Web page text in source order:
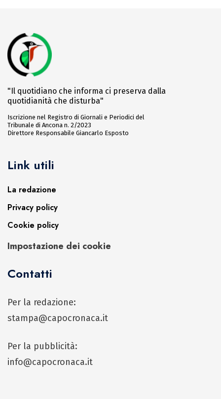
"Il quotidiano che informa ci preserva dalla
quotidianità che disturba"
Iscrizione nel Registro di Giornali e Periodici del
Tribunale di Ancona n. 2/2023
Direttore Responsabile Giancarlo Esposto
Link utili
La redazione
Privacy policy
Cookie policy
Impostazione dei cookie
Contatti
Per la redazione:
stampa@capocronaca.it
Per la pubblicità:
info@capocronaca.it